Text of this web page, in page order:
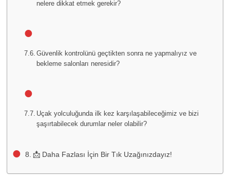
nelere dikkat etmek gerekir?
Güvenlik kontrolünü geçtikten sonra ne yapmalıyız ve
bekleme salonları neresidir?
Uçak yolculuğunda ilk kez karşılaşabileceğimiz ve bizi
şaşırtabilecek durumlar neler olabilir?
📩 Daha Fazlası İçin Bir Tık Uzağınızdayız!